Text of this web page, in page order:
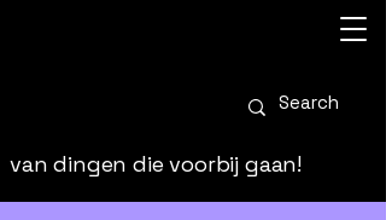
van dingen die voorbij gaan!